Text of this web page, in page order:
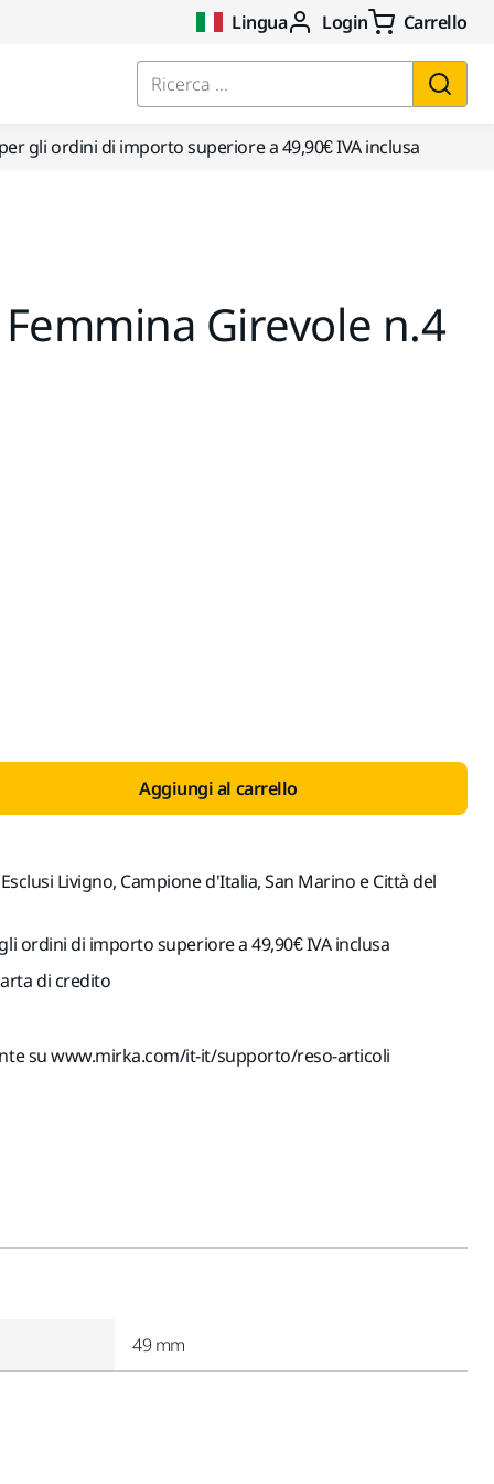
Lingua Login Carrello
Ricerca ...
gli ordini di importo superiore a 49,90€ IVA inclusa
Girevole n.4
Aggiungi al carrello
Livigno, Campione d'Italia, San Marino e Città del
ordini di importo superiore a 49,90€ IVA inclusa
di credito
su www.mirka.com/it-it/supporto/reso-articoli
49 mm